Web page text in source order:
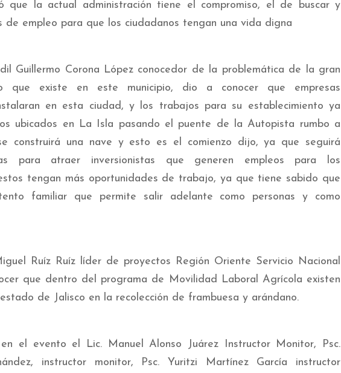
que la actual administración tiene el compromiso, el de buscar y
de empleo para que los ciudadanos tengan una vida digna
Guillermo Corona López conocedor de la problemática de la gran
que existe en este municipio, dio a conocer que empresas
en esta ciudad, y los trabajos para su establecimiento ya
ubicados en La Isla pasando el puente de la Autopista rumbo a
construirá una nave y esto es el comienzo dijo, ya que seguirá
para atraer inversionistas que generen empleos para los
tengan más oportunidades de trabajo, ya que tiene sabido que
familiar que permite salir adelante como personas y como
Ruíz Ruíz líder de proyectos Región Oriente Servicio Nacional
que dentro del programa de Movilidad Laboral Agrícola existen
de Jalisco en la recolección de frambuesa y arándano.
en el evento el Lic. Manuel Alonso Juárez Instructor Monitor, Psc.
instructor monitor, Psc. Yuritzi Martínez García instructor